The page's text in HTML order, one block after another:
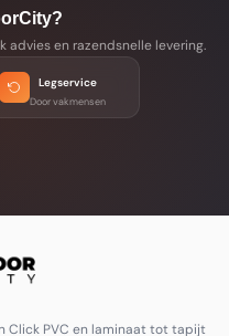
advies en razendsnelle levering.
Legservice
Door vakmensen
Click PVC en laminaat tot tapijt